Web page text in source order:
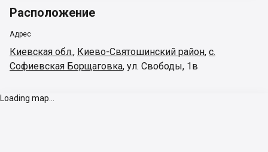
Расположение
Адрес
Киевская обл., Киево-Святошинский район, с.
Софиевская Борщаговка, ул. Свободы, 1в
Loading map...